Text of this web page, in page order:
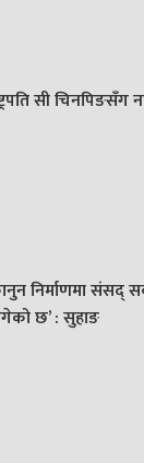
सी
निर्माणमा संसद्
छ’ : सुहाङ